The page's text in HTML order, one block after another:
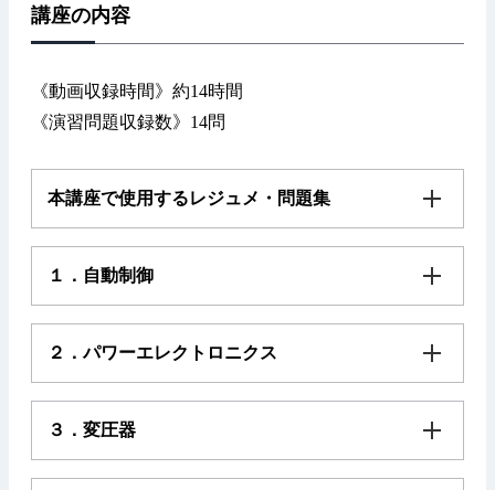
講座の内容
《動画収録時間》約14時間
《演習問題収録数》14問
本講座で使用するレジュメ・問題集
１．自動制御
２．パワーエレクトロニクス
３．変圧器